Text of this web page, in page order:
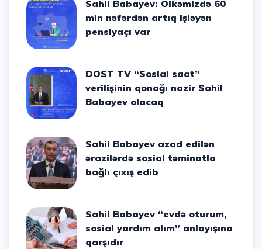
Sahil Babayev: Ölkəmizdə 60
min nəfərdən artıq işləyən
pensiyaçı var
DOST TV “Sosial saat”
verilişinin qonağı nazir Sahil
Babayev olacaq
Sahil Babayev azad edilən
ərazilərdə sosial təminatla
bağlı çıxış edib
Sahil Babayev “evdə oturum,
sosial yardım alım” anlayışına
qarşıdır